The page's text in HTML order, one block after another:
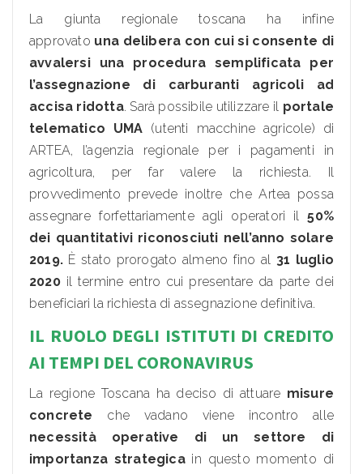
La giunta regionale toscana ha infine
approvato una delibera con cui si consente di
avvalersi una procedura semplificata per
l’assegnazione di carburanti agricoli ad
accisa ridotta. Sarà possibile utilizzare il portale
telematico UMA (utenti macchine agricole) di
ARTEA, l’agenzia regionale per i pagamenti in
agricoltura, per far valere la richiesta. Il
provvedimento prevede inoltre che Artea possa
assegnare forfettariamente agli operatori il50%
dei quantitativi riconosciuti nell’anno solare
2019. È stato prorogato almeno fino al 31 luglio
2020il termine entro cui presentare da parte dei
beneficiari la richiesta di assegnazione definitiva.
IL RUOLO DEGLI ISTITUTI DI CREDITO
AI TEMPI DEL CORONAVIRUS
La regione Toscana ha deciso di attuare misure
concrete che vadano viene incontro alle
necessità operative di un settore di
importanza strategicain questo momento di